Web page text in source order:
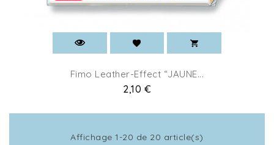
Fimo Leather-Effect “JAUNE...
Prix
2,10 €
Affichage 1-20 de 20 article(s)